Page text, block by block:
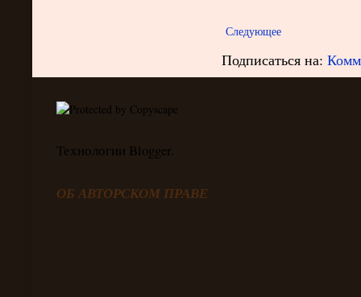
Следующее
Подписаться на:
Технологии Blogger.
ОБ АВТОРСКОМ ПРАВЕ